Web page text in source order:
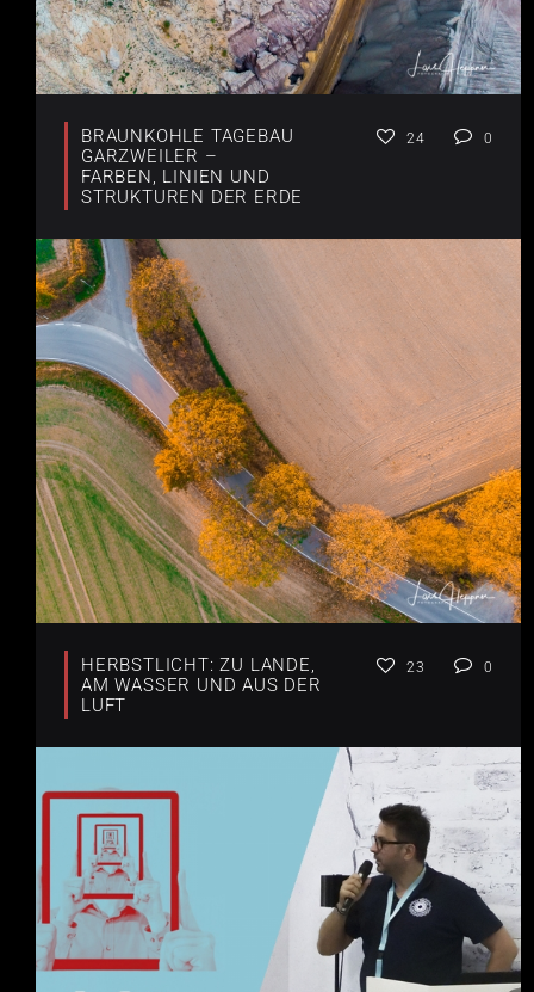
BRAUNKOHLE TAGEBAU
GARZWEILER –
FARBEN, LINIEN UND
STRUKTUREN DER ERDE
24 0
HERBSTLICHT: ZU LANDE,
AM WASSER UND AUS DER
LUFT
23 0